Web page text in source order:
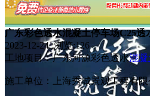
广东彩色透水混凝土停车场C25透
2023-12-24 浏览:126
工地项目：广东河源彩色透水混凝
施工单位：上海秀城景观工程有